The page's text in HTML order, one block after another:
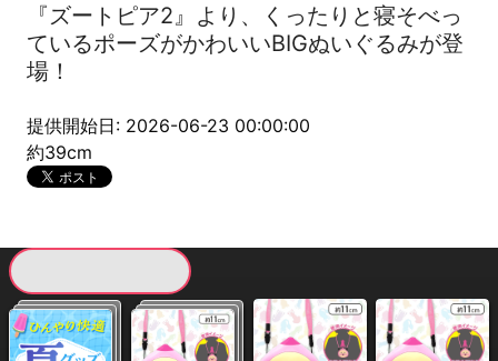
『ズートピア2』より、くったりと寝そべっ
ているポーズがかわいいBIGぬいぐるみが登
場！
提供開始日: 2026-06-23 00:00:00
約39cm